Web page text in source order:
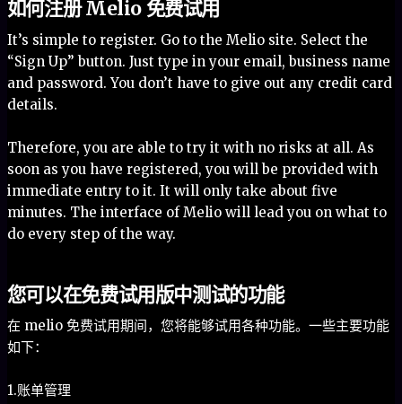
如何注册 Melio 免费试用
It’s simple to register. Go to the Melio site. Select the
“Sign Up” button. Just type in your email, business name
and password. You don’t have to give out any credit card
details.
Therefore, you are able to try it with no risks at all. As
soon as you have registered, you will be provided with
immediate entry to it. It will only take about five
minutes. The interface of Melio will lead you on what to
do every step of the way.
您可以在免费试用版中测试的功能
在 melio 免费试用期间，您将能够试用各种功能。一些主要功能
如下：
1.账单管理